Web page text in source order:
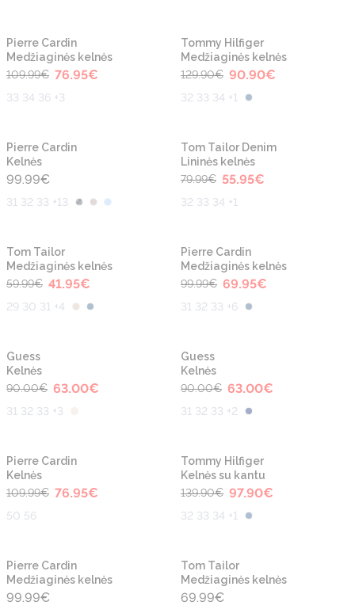
-30%
Pierre Cardin
Medžiaginės kelnės
109.99€ 76.95€
33 34 36 +3
-30%
Tommy Hilfiger
Medžiaginės kelnės
129.90€ 90.90€
32 33 34 +1
Pierre Cardin
Kelnės
99.99€
31 32 33 +13
-30%
Tom Tailor Denim
Lininės kelnės
79.99€ 55.95€
32 33 34 +1
-30%
Tom Tailor
Medžiaginės kelnės
59.99€ 41.95€
29 30 31 +4
-30%
Pierre Cardin
Medžiaginės kelnės
99.99€ 69.95€
31 32 33 +6
Guess
Kelnės
90.00€ 63.00€
31 32 33 +3
Guess
Kelnės
90.00€ 63.00€
31 32 33 +2
-30%
Pierre Cardin
Kelnės
109.99€ 76.95€
50 56
-30%
Tommy Hilfiger
Kelnės su kantu
139.90€ 97.90€
32 33 34 +1
Pierre Cardin
Medžiaginės kelnės
99.99€
Tom Tailor
Medžiaginės kelnės
69.99€